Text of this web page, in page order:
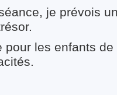
je prévois
pour les enfants